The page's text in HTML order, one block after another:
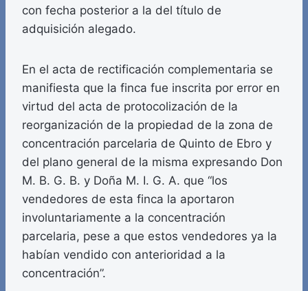
con fecha posterior a la del título de
adquisición alegado.
En el acta de rectificación complementaria se
manifiesta que la finca fue inscrita por error en
virtud del acta de protocolización de la
reorganización de la propiedad de la zona de
concentración parcelaria de Quinto de Ebro y
del plano general de la misma expresando Don
M. B. G. B. y Doña M. I. G. A. que “los
vendedores de esta finca la aportaron
involuntariamente a la concentración
parcelaria, pese a que estos vendedores ya la
habían vendido con anterioridad a la
concentración”.